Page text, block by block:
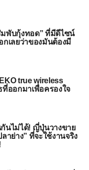
พับกุ้งทอด” ที่มีดีไซน์
เลยว่าของมันต้องมี
true wireless
ออกมาเพื่อครองใจ
นไม่ได้! ญี่ปุ่นวางขาย
าย่าง” ที่จะใช้งานจริง